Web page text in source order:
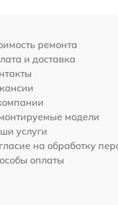
ремонта
и доставка
модели
услуги
на обработку
оплаты